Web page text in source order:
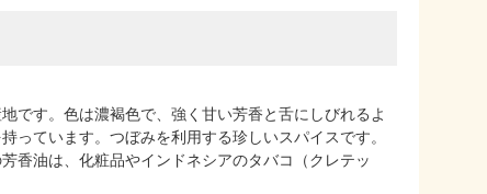
です。色は濃褐色で、強く甘い芳香と舌にしびれるよ
っています。つぼみを利用する珍しいスパイスです。
香油は、化粧品やインドネシアのタバコ（クレテッ